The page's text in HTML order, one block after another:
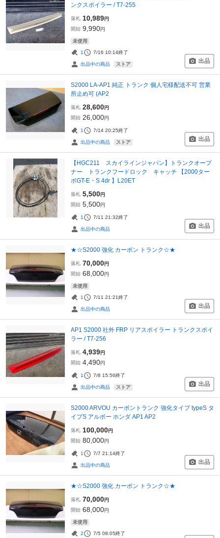
ンクスポイラー / T7-255
落札 10,989円
開始 9,990円
未使用
1 7/16 10:14終了
出品中の商品 ストア 出品
S2000 LA-AP1 純正 トランク 個人宅様配送不可 営業
所止め可 (AP2
落札 28,600円
開始 26,000円
1 7/14 20:25終了
出品中の商品 ストア 出品
【HGC211 スカイラインジャパン】トランクオープ
ナー トランクフードロック キャッチ 【2000ター
ボGT-E・S 4dr 】L20ET
落札 5,500円
開始 5,500円
1 7/11 21:32終了
出品中の商品 出品
★☆S2000 強化 カーボン トランク☆★
落札 70,000円
開始 68,000円
未使用
1 7/11 21:21終了
出品中の商品 出品
AP1 S2000 社外 FRP リアスポイラー トランクスポイ
ラー / T7-256
落札 4,939円
開始 4,490円
1 7/8 15:56終了
出品中の商品 ストア 出品
S2000 ARVOU カーボントランク 強化タイプ typeS タ
イプS アルボー ホンダ AP1 AP2
落札 100,000円
開始 80,000円
1 7/7 21:14終了
出品中の商品 出品
★☆S2000 強化 カーボン トランク☆★
落札 70,000円
開始 68,000円
未使用
2 7/5 08:05終了